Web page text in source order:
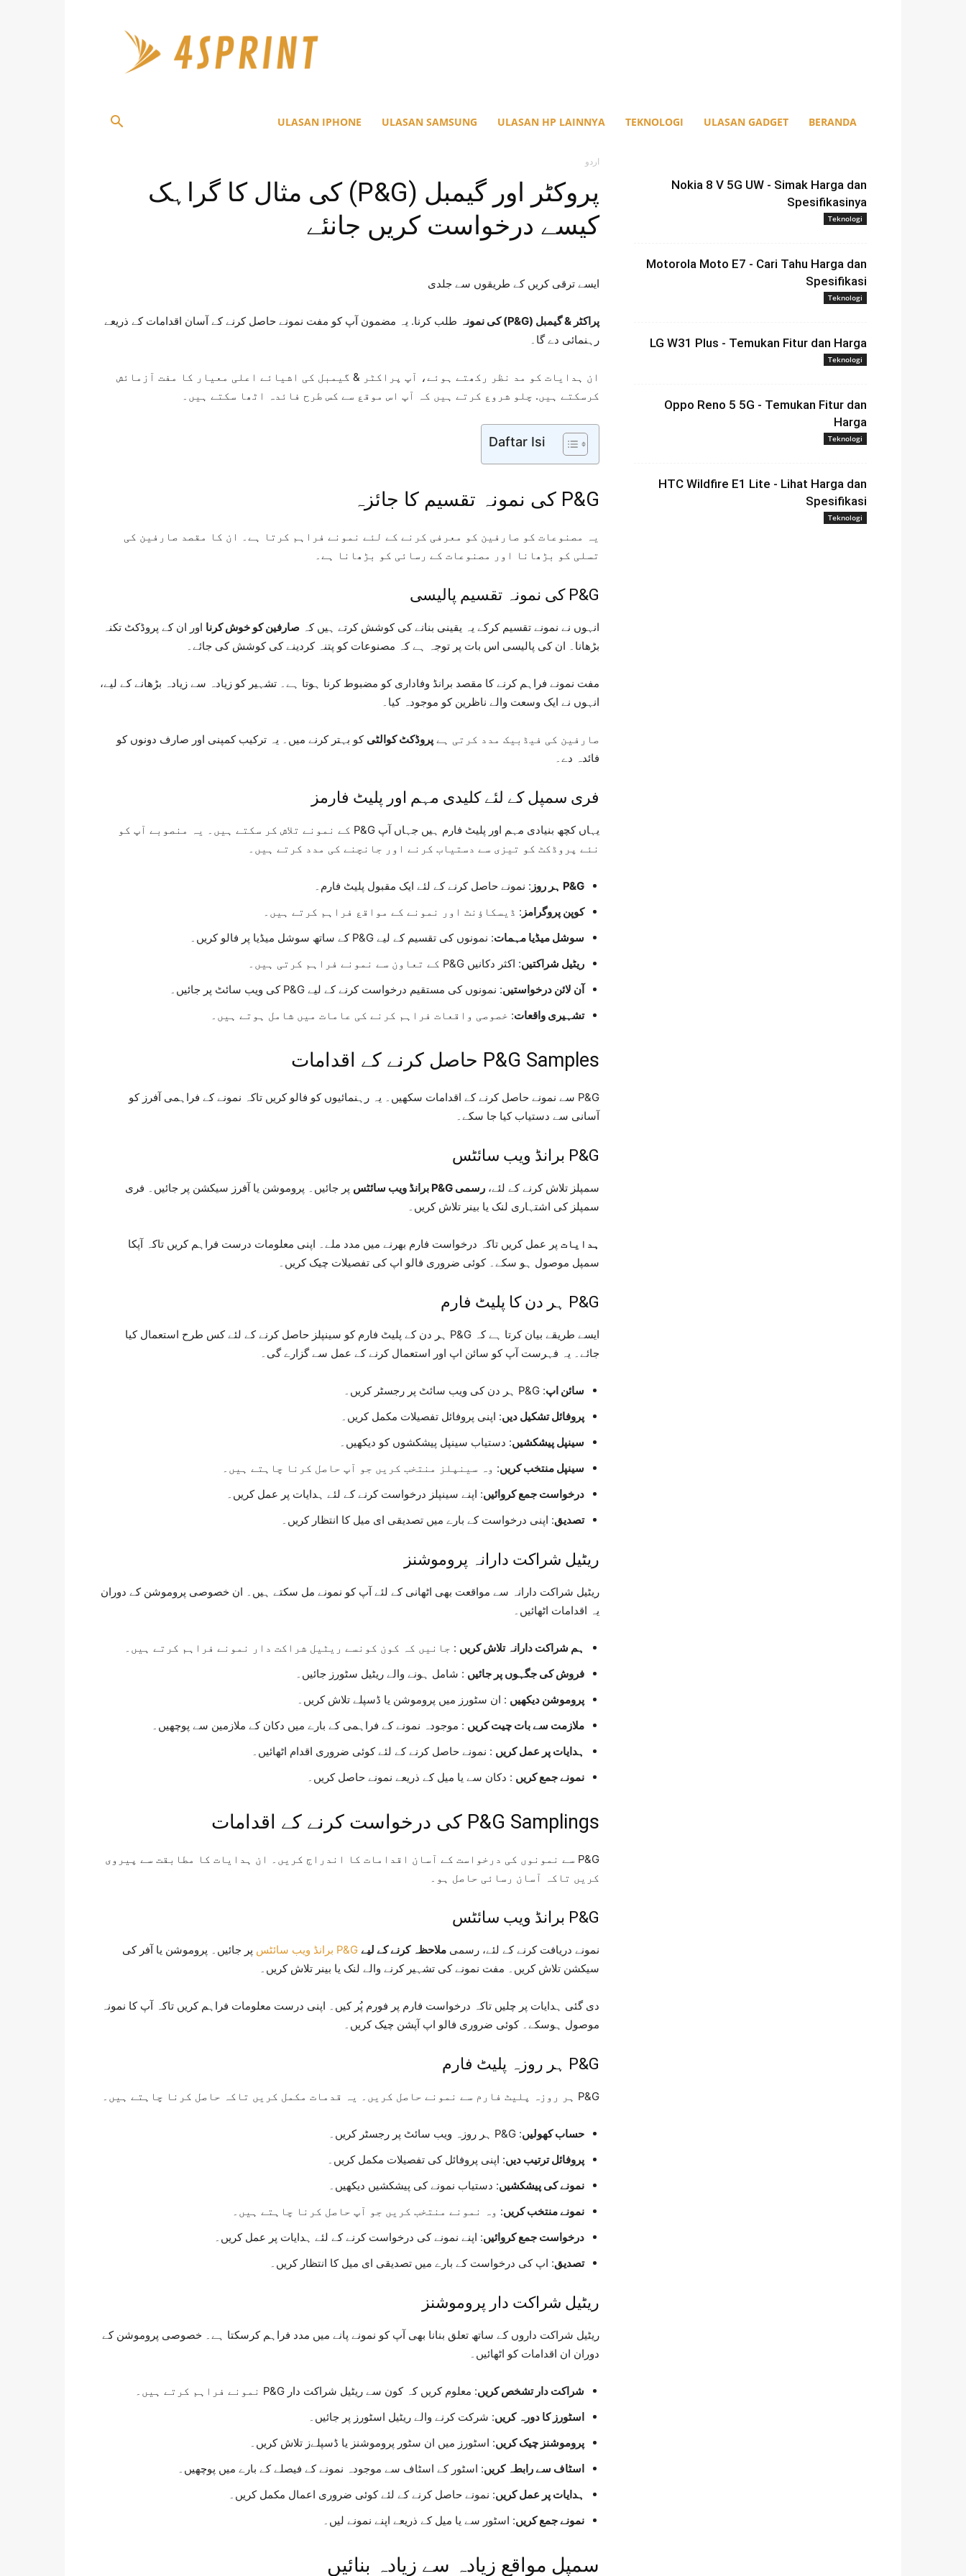
BERANDA
ULASAN GADGET
TEKNOLOGI
ULASAN HP LAINNYA
ULASAN SAMSUNG
ULASAN IPHONE
اردو
پروکٹر اور گیمبل (P&G) کی مثال کا گراہک
کیسے درخواست کریں جانئے
ایسے ترقی کریں کے طریقوں سے جلدی
پراکٹر & گیمبل (P&G) کی نمونہ
طلب کرنا. یہ مضمون آپ کو مفت نمونے حاصل کرنے کے آسان اقدامات کے ذریعے
رہنمائی دے گا۔
ان ہدایات کو مد نظر رکھتے ہوئے، آپ پراکٹر & گیمبل کی اشیائے اعلی معیار کا مفت آزمائش
کرسکتے ہیں. چلو شروع کرتے ہیں کہ آپ اس موقع سے کس طرح فائدہ اٹھا سکتے ہیں۔
Daftar Isi
P&G کی نمونہ تقسیم کا جائزہ
یہ مصنوعات کو صارفین کو معرفی کرنے کے لئے نمونے فراہم کرتا ہے۔ ان کا مقصد صارفین کی
تسلی کو بڑھانا اور مصنوعات کے رسائی کو بڑھانا ہے۔
P&G کی نمونہ تقسیم پالیسی
انہوں نے نمونے تقسیم کرکے یہ یقینی بنانے کی کوشش کرتے ہیں کہ صارفین کو خوش کرنا اور ان کے پروڈکٹ تکنہ
بڑھانا۔ ان کی پالیسی اس بات پر توجہ ہے کہ مصنوعات کو پتنہ کردینے کی کوشش کی جائے۔
مفت نمونے فراہم کرنے کا مقصد برانڈ وفاداری کو مضبوط کرنا ہوتا ہے۔ تشہیر کو زیادہ سے زیادہ بڑھانے کے لیے،
انہوں نے ایک وسعت والے ناظرین کو موجودہ کیا۔
صارفین کی فیڈبیک مدد کرتی ہے پروڈکٹ کوالٹی کو بہتر کرنے میں۔ یہ ترکیب کمپنی اور صارف دونوں کو
فائدہ دے۔
فری سمپل کے لئے کلیدی مہم اور پلیٹ فارمز
یہاں کچھ بنیادی مہم اور پلیٹ فارم ہیں جہاں آپ P&G کے نمونے تلاش کر سکتے ہیں۔ یہ منصوبے آپ کو
نئے پروڈکٹ کو تیزی سے دستیاب کرنے اور جانچنے کی مدد کرتے ہیں۔
P&G ہر روز
: نمونے حاصل کرنے کے لئے ایک مقبول پلیٹ فارم۔
کوپن پروگرامز : ڈیسکاؤنٹ اور نمونے کے مواقع فراہم کرتے ہیں۔
سوشل میڈیا مہمات: نمونوں کی تقسیم کے لیے P&G کے ساتھ سوشل میڈیا پر فالو کریں۔
ریٹیل شراکتیں: اکثر دکانیں P&G کے تعاون سے نمونے فراہم کرتی ہیں۔
آن لائن درخواستیں: نمونوں کی مستقیم درخواست کرنے کے لیے P&G کی ویب سائٹ پر جائیں۔
تشہیری واقعات: خصوصی واقعات فراہم کرنے کی عامات میں شامل ہوتے ہیں۔
P&G Samples حاصل کرنے کے اقدامات
P&G سے نمونے حاصل کرنے کے اقدامات سکھیں۔ یہ رہنمائیوں کو فالو کریں تاکہ نمونے کے فراہمی آفرز کو
آسانی سے دستیاب کیا جا سکے۔
P&G برانڈ ویب سائٹس
سمپلز تلاش کرنے کے لئے، رسمی P&G برانڈ ویب سائٹس
پر جائیں۔ پروموشن یا آفرز سیکشن پر جائیں۔ فری
سمپلز کی اشتہاری لنک یا بینر تلاش کریں۔
ہدایات پر عمل کریں تاکہ درخواست فارم بھرنے میں مدد ملے۔ اپنی معلومات درست فراہم کریں تاکہ آپکا
سمپل موصول ہو سکے۔ کوئی ضروری فالو اپ کی تفصیلات چیک کریں۔
P&G ہر دن کا پلیٹ فارم
ایسے طریقے بیان کرتا ہے کہ P&G ہر دن کے پلیٹ فارم کو سینپلز حاصل کرنے کے لئے کس طرح استعمال کیا
جائے۔ یہ فہرست آپ کو سائن اپ اور استعمال کرنے کے عمل سے گزارے گی۔
سائن اپ: P&G ہر دن کی ویب سائٹ پر رجسٹر کریں۔
پروفائل تشکیل دیں: اپنی پروفائل تفصیلات مکمل کریں۔
سینپل پیشکشیں: دستیاب سینپل پیشکشوں کو دیکھیں۔
سینپل منتخب کریں: وہ سینپلز منتخب کریں جو آپ حاصل کرنا چاہتے ہیں۔
درخواست جمع کروائیں: اپنے سینپلز درخواست کرنے کے لئے ہدایات پر عمل کریں۔
تصدیق: اپنی درخواست کے بارے میں تصدیقی ای میل کا انتظار کریں۔
ریٹیل شراکت دارانہ پروموشنز
ریٹیل شراکت دارانہ سے مواقعت بھی اٹھانی کے لئے آپ کو نمونے مل سکتے ہیں۔ ان خصوصی پروموشن کے دوران
یہ اقدامات اٹھائیں۔
ہم شراکت دارانہ تلاش کریں : جانیں کہ کون کونسے ریٹیل شراکت دار نمونے فراہم کرتے ہیں۔
فروش کی جگہوں پر جائیں : شامل ہونے والے ریٹیل سٹورز جائیں۔
پروموشن دیکھیں : ان سٹورز میں پروموشن یا ڈسپلے تلاش کریں۔
ملازمت سے بات چیت کریں : موجودہ نمونے کے فراہمی کے بارے میں دکان کے ملازمین سے پوچھیں۔
ہدایات پر عمل کریں : نمونے حاصل کرنے کے لئے کوئی ضروری اقدام اٹھائیں۔
نمونے جمع کریں : دکان سے یا میل کے ذریعے نمونے حاصل کریں۔
P&G Samplings کی درخواست کرنے کے اقدامات
P&G سے نمونوں کی درخواست کے آسان اقدامات کا اندراج کریں۔ ان ہدایات کا مطابقت سے پیروی
کریں تاکہ آسان رسائی حاصل ہو۔
P&G برانڈ ویب سائٹس
نمونے دریافت کرنے کے لئے، رسمی ملاحظہ کرنے کے لیے P&G برانڈ ویب سائٹس
پر جائیں۔ پروموشن یا آفر کی
سیکشن تلاش کریں۔ مفت نمونے کی تشہیر کرنے والے لنک یا بینر تلاش کریں۔
دی گئی ہدایات پر چلیں تاکہ درخواست فارم پر فورم پُر کیں۔ اپنی درست معلومات فراہم کریں تاکہ آپ کا نمونہ
موصول ہوسکے۔ کوئی ضروری فالو اپ آپشن چیک کریں۔
P&G ہر روزہ پلیٹ فارم
P&G ہر روزہ پلیٹ فارم سے نمونے حاصل کریں۔ یہ قدمات مکمل کریں تاکہ حاصل کرنا چاہتے ہیں۔
حساب کھولیں: P&G ہر روزہ ویب سائٹ پر رجسٹر کریں۔
پروفائل ترتیب دیں: اپنی پروفائل کی تفصیلات مکمل کریں۔
نمونے کی پیشکشیں: دستیاب نمونے کی پیشکشیں دیکھیں۔
نمونے منتخب کریں: وہ نمونے منتخب کریں جو آپ حاصل کرنا چاہتے ہیں۔
درخواست جمع کروائیں: اپنے نمونے کی درخواست کرنے کے لئے ہدایات پر عمل کریں۔
تصدیق: اپ کی درخواست کے بارے میں تصدیقی ای میل کا انتظار کریں۔
ریٹیل شراکت دار پروموشنز
ریٹیل شراکت داروں کے ساتھ تعلق بنانا بھی آپ کو نمونے پانے میں مدد فراہم کرسکتا ہے۔ خصوصی پروموشن کے
دوران ان اقدامات کو اٹھائیں۔
شراکت دار تشخص کریں: معلوم کریں کہ کون سے ریٹیل شراکت دار P&G نمونے فراہم کرتے ہیں۔
اسٹورز کا دورہ کریں: شرکت کرنے والے ریٹیل اسٹورز پر جائیں۔
پروموشنز چیک کریں: اسٹورز میں ان سٹور پروموشنز یا ڈسپلےز تلاش کریں۔
اسٹاف سے رابطہ کریں: اسٹور کے اسٹاف سے موجودہ نمونے کے فیصلے کے بارے میں پوچھیں۔
ہدایات پر عمل کریں: نمونے حاصل کرنے کے لئے کوئی ضروری اعمال مکمل کریں۔
نمونے جمع کریں: اسٹور سے یا میل کے ذریعے اپنے نمونے لیں۔
سمپل مواقع زیادہ سے زیادہ بنائیں
Nokia 8 V 5G UW - Simak Harga dan
Spesifikasinya
Teknologi
Motorola Moto E7 - Cari Tahu Harga dan
Spesifikasi
Teknologi
LG W31 Plus - Temukan Fitur dan Harga
Teknologi
Oppo Reno 5 5G - Temukan Fitur dan
Harga
Teknologi
HTC Wildfire E1 Lite - Lihat Harga dan
Spesifikasi
Teknologi